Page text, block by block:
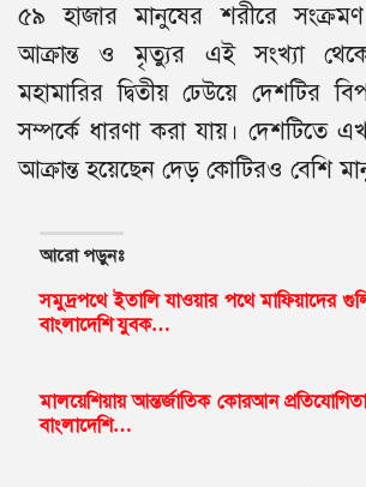
৫৯ হাজার মানুষের শরীরে
আক্রান্ত ও মৃত্যুর এই সংখ্যা
মহামারির দ্বিতীয় ঢেউয়ে দেশটির
সম্পর্কে ধারণা করা যায়। দেশটিতে
আক্রান্ত হয়েছেন দেড় কোটিরও বেশি
আরো পড়ুনঃ
সমুদ্রপথে ইতালি যাওয়ার পথে মাফিয়াদের
বাংলাদেশি যুবক…
মালয়েশিয়ায় আন্তর্জাতিক কোরআন
বাংলাদেশি…